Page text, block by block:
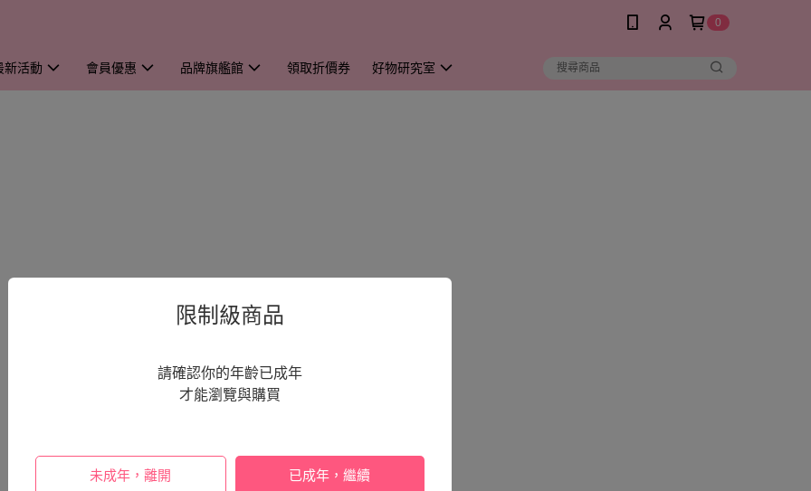
限制級商品
請確認你的年齡已成年
才能瀏覽與購買
未成年，離開 已成年，繼續
0
新活動 會員優惠 品牌旗艦館 領取折價券 好物研究室